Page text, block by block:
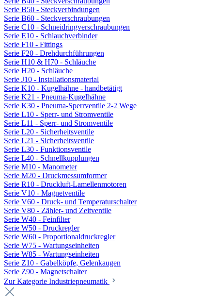
Serie B50 - Steckverbindungen
Serie B60 - Steckverschraubungen
Serie C10 - Schneidringverschraubungen
Serie E10 - Schlauchverbinder
Serie F10 - Fittings
Serie F20 - Drehdurchführungen
Serie H10 & H70 - Schläuche
Serie H20 - Schläuche
Serie J10 - Installationsmaterial
Serie K10 - Kugelhähne - handbetätigt
Serie K21 - Pneuma-Kugelhähne
Serie K30 - Pneuma-Sperrventile 2-2 Wege
Serie L10 - Sperr- und Stromventile
Serie L11 - Sperr- und Stromventile
Serie L20 - Sicherheitsventile
Serie L21 - Sicherheitsventile
Serie L30 - Funktionsventile
Serie L40 - Schnellkupplungen
Serie M10 - Manometer
Serie M20 - Druckmessumformer
Serie R10 - Druckluft-Lamellenmotoren
Serie V10 - Magnetventile
Serie V60 - Druck- und Temperaturschalter
Serie V80 - Zähler- und Zeitventile
Serie W40 - Feinfilter
Serie W50 - Druckregler
Serie W60 - Proportionaldruckregler
Serie W75 - Wartungseinheiten
Serie W85 - Wartungseinheiten
Serie Z10 - Gabelköpfe, Gelenkaugen
Serie Z90 - Magnetschalter
Zur Kategorie Industriepneumatik